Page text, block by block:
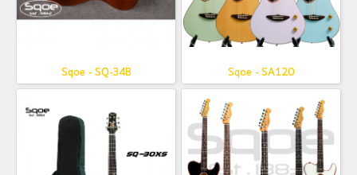
Sqoe - SQ-34B Sqoe - SA120